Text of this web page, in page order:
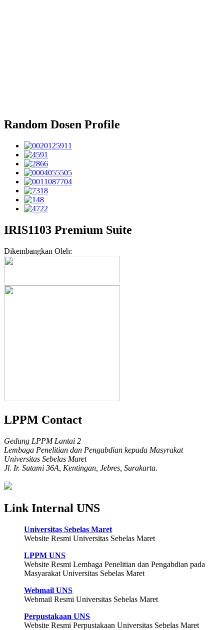
Random Dosen Profile
IRIS1103 Premium Suite
Dikembangkan Oleh:
LPPM Contact
Gedung LPPM Lantai 2
Lembaga Penelitian dan Pengabdian kepada Masyrakat
Universitas Sebelas Maret
Jl. Ir. Sutami 36A, Kentingan, Jebres, Surakarta.
Link Internal UNS
Universitas Sebelas Maret
Website Resmi Universitas Sebelas Maret
LPPM UNS
Website Resmi Lembaga Penelitian dan Pengabdian pada
Masyarakat Universitas Sebelas Maret
Webmail UNS
Webmail Resmi Universitas Sebelas Maret
Perpustakaan UNS
Website Resmi Perpustakaan Universitas Sebelas Maret